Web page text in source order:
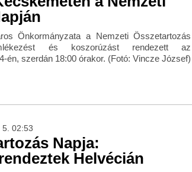
Önkormányzata a Nemzeti Összetartozás
és koszorúzást rendezett az
én, szerdán 18:00 órakor. (Fotó: Vincze József)
02:53
Napja:
Helvécián